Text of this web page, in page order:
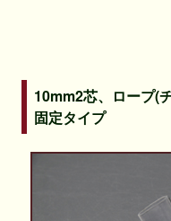
10mm2芯、ロープ(
固定タイプ